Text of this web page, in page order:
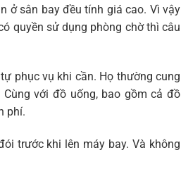
ở sân bay đều tính giá cao. Vì vậy
quyền sử dụng phòng chờ thì câu
phục vụ khi cần. Họ thường cung
với đồ uống, bao gồm cả đồ
phí.
trước khi lên máy bay. Và không